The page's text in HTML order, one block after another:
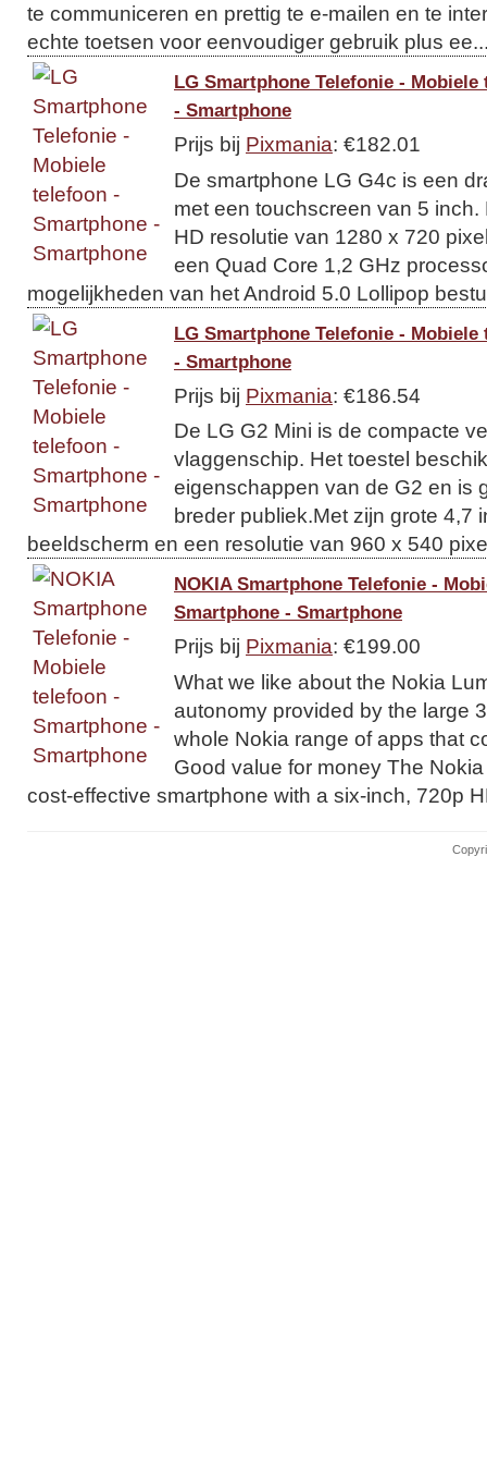
te communiceren en prettig te e-mailen en te
echte toetsen voor eenvoudiger gebruik plus
LG Smartphone Telefonie -
- Smartphone
Prijs bij Pixmania: €182.01
De smartphone LG G4c is een
met een touchscreen van 5 inch.
HD resolutie van 1280 x 720
een Quad Core 1,2 GHz
mogelijkheden van het Android 5.0 Lollipop
LG Smartphone Telefonie -
- Smartphone
Prijs bij Pixmania: €186.54
De LG G2 Mini is de compacte
vlaggenschip. Het toestel
eigenschappen van de G2 en is
breder publiek.Met zijn grote 4,7
beeldscherm en een resolutie van 960 x 540
NOKIA Smartphone Telefonie -
Smartphone - Smartphone
Prijs bij Pixmania: €199.00
What we like about the Nokia
autonomy provided by the large
whole Nokia range of apps that
Good value for money The
cost-effective smartphone with a six-inch, 720p